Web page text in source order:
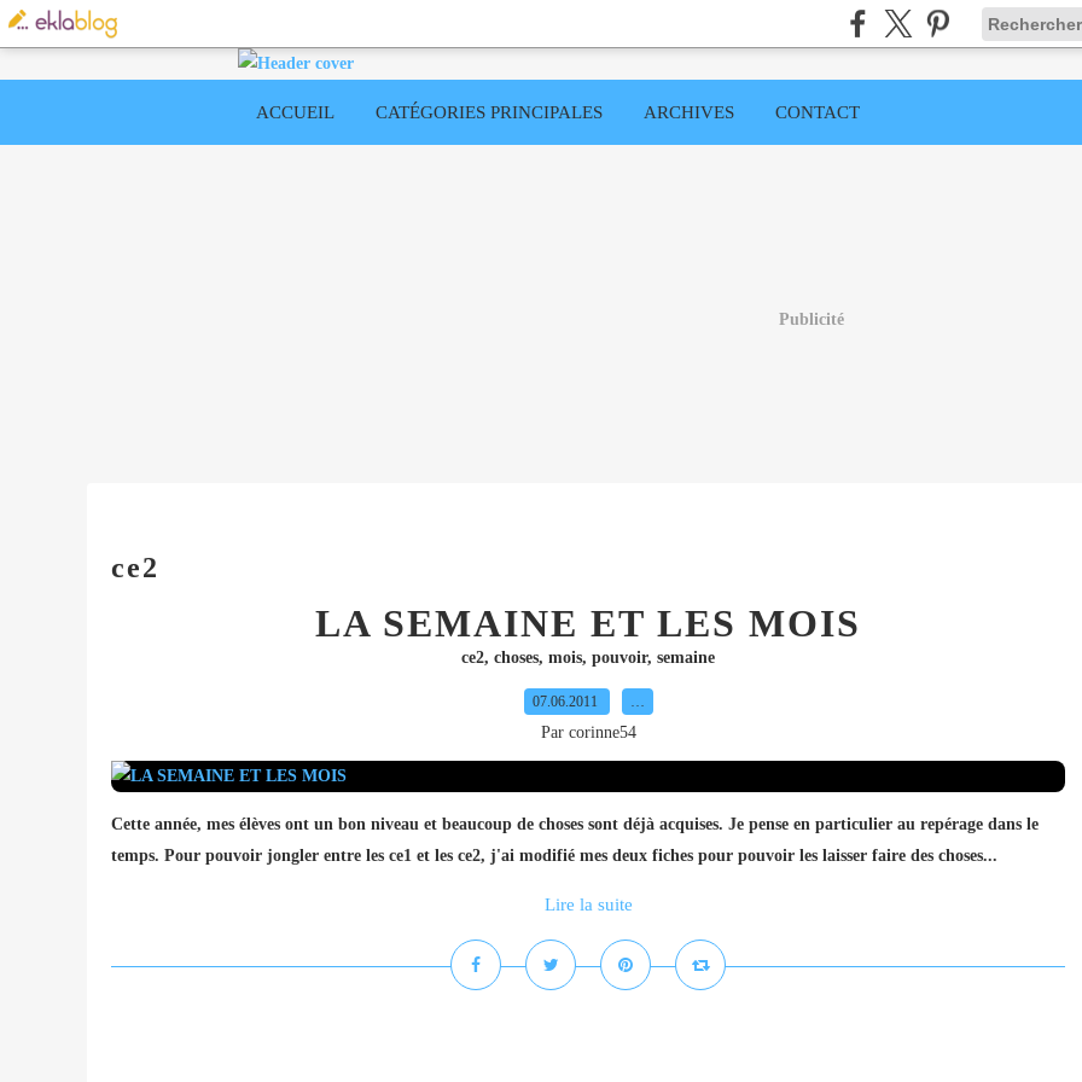
ACCUEIL CATÉGORIES PRINCIPALES ARCHIVES CONTACT
Publicité
ce2
LA SEMAINE ET LES MOIS
ce2, choses, mois, pouvoir, semaine
07.06.2011 …
Par corinne54
Cette année, mes élèves ont un bon niveau et beaucoup de choses sont déjà acquises. Je pense en particulier au repérage dans le
temps. Pour pouvoir jongler entre les ce1 et les ce2, j'ai modifié mes deux fiches pour pouvoir les laisser faire des choses...
Lire la suite